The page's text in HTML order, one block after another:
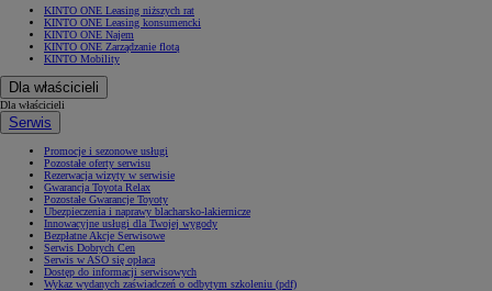
KINTO ONE Leasing niższych rat
KINTO ONE Leasing konsumencki
KINTO ONE Najem
KINTO ONE Zarządzanie flotą
KINTO Mobility
Dla właścicieli
Dla właścicieli
Serwis
Promocje i sezonowe usługi
Pozostałe oferty serwisu
Rezerwacja wizyty w serwisie
Gwarancja Toyota Relax
Pozostałe Gwarancje Toyoty
Ubezpieczenia i naprawy blacharsko-lakiernicze
Innowacyjne usługi dla Twojej wygody
Bezpłatne Akcje Serwisowe
Serwis Dobrych Cen
Serwis w ASO się opłaca
Dostęp do informacji serwisowych
Wykaz wydanych zaświadczeń o odbytym szkoleniu (pdf)